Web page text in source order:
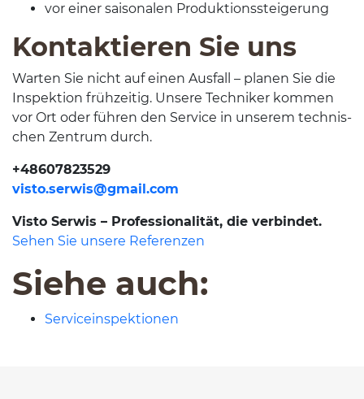
vor einer saisonalen Produktionssteigerung
Kon­tak­tieren Sie uns
Warten Sie nicht auf einen Aus­fall – pla­nen Sie die
Inspek­tion frühzeitig. Unsere Tech­niker kom­men
vor Ort oder führen den Ser­vice in unserem tech­nis­
chen Zen­trum durch.
+48607823529
visto.serwis@gmail.com
Visto Ser­wis – Pro­fes­sion­al­ität, die verbindet.
Sehen Sie unsere Referenzen
Siehe auch:
Serviceinspektionen